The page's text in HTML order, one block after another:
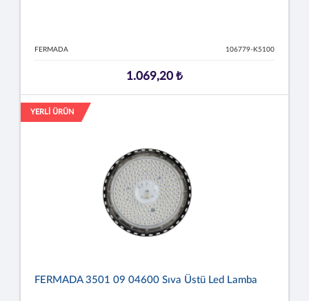
FERMADA 106779-K5100
1.069,20 ₺
YERLİ ÜRÜN
FERMADA 3501 09 04600 Sıva Üstü Led Lamba